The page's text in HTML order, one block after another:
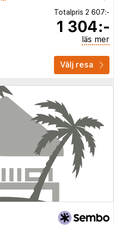
Totalpris 2 607:-
1 304:-
läs mer
Välj resa